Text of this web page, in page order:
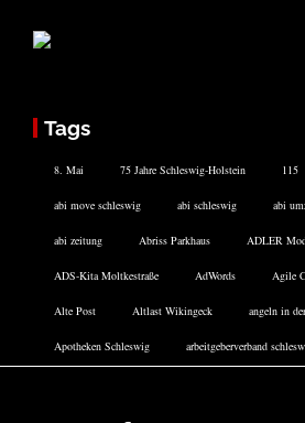
Tags
8. Mai 75 Jahre Schleswig-Holstein 115
abi move schleswig abi schleswig abi
abi zeitung Abriss Parkhaus ADLER
ADS-Kita Moltkestraße AdWords Agile
Alte Post Altlast Wikingeck angeln in
Apotheken Schleswig arbeitgeberverband